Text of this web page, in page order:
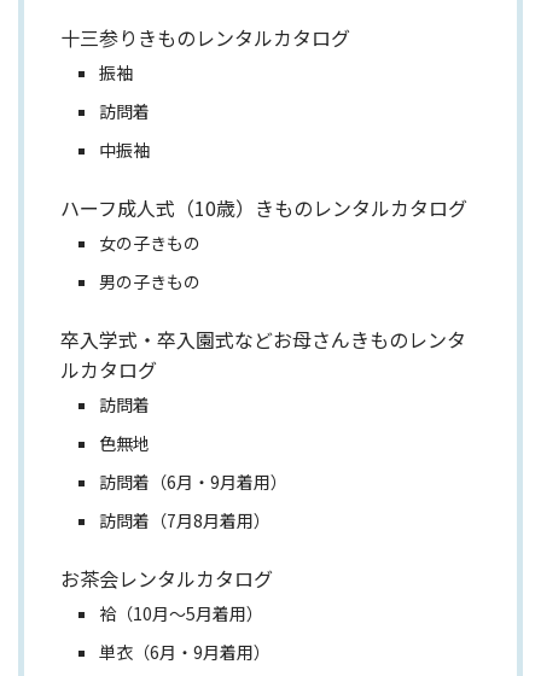
十三参りきものレンタルカタログ
振袖
訪問着
中振袖
ハーフ成人式（10歳）きものレンタルカタログ
女の子きもの
男の子きもの
卒入学式・卒入園式などお母さんきものレンタ
ルカタログ
訪問着
色無地
訪問着（6月・9月着用）
訪問着（7月8月着用）
お茶会レンタルカタログ
袷（10月～5月着用）
単衣（6月・9月着用）